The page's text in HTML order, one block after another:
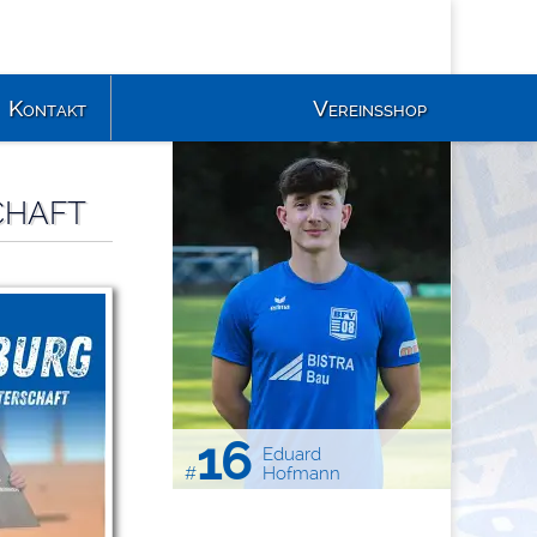
#16
Eduard
Hofmann
Kontakt Vereinsshop